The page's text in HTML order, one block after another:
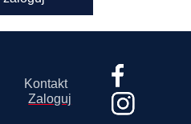
Kontakt
Zaloguj